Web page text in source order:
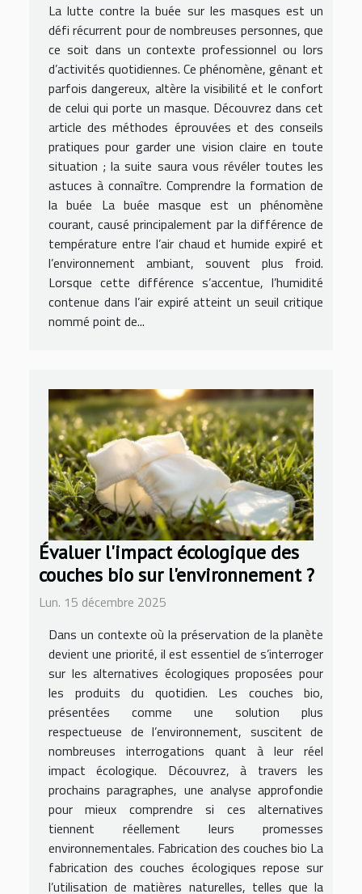
La lutte contre la buée sur les masques est un
défi récurrent pour de nombreuses personnes, que
ce soit dans un contexte professionnel ou lors
d’activités quotidiennes. Ce phénomène, gênant et
parfois dangereux, altère la visibilité et le confort
de celui qui porte un masque. Découvrez dans cet
article des méthodes éprouvées et des conseils
pratiques pour garder une vision claire en toute
situation ; la suite saura vous révéler toutes les
astuces à connaître. Comprendre la formation de
la buée La buée masque est un phénomène
courant, causé principalement par la différence de
température entre l’air chaud et humide expiré et
l’environnement ambiant, souvent plus froid.
Lorsque cette différence s’accentue, l’humidité
contenue dans l’air expiré atteint un seuil critique
nommé point de...
Évaluer l'impact écologique des
couches bio sur l'environnement ?
Lun. 15 décembre 2025
Dans un contexte où la préservation de la planète
devient une priorité, il est essentiel de s’interroger
sur les alternatives écologiques proposées pour
les produits du quotidien. Les couches bio,
présentées comme une solution plus
respectueuse de l’environnement, suscitent de
nombreuses interrogations quant à leur réel
impact écologique. Découvrez, à travers les
prochains paragraphes, une analyse approfondie
pour mieux comprendre si ces alternatives
tiennent réellement leurs promesses
environnementales. Fabrication des couches bio La
fabrication des couches écologiques repose sur
l’utilisation de matières naturelles, telles que la